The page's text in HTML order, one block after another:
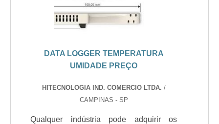
DATA LOGGER TEMPERATURA
UMIDADE PREÇO
HITECNOLOGIA IND. COMERCIO LTDA. /
CAMPINAS - SP
Qualquer indústria pode adquirir os